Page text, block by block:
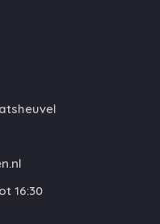
16:30